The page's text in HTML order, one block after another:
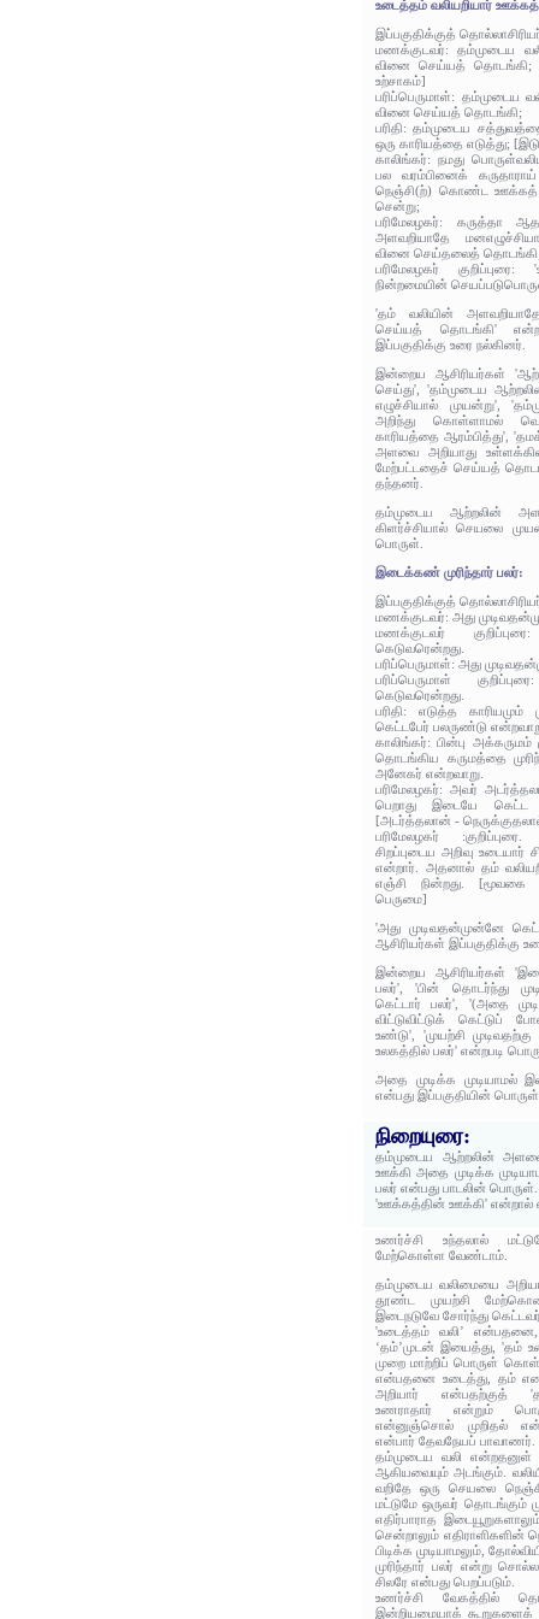
உடைத்தம் வலியறியார்
இப்பகுதிக்குத்
மணக்குடவர்: தம்முடைய
வினை செய்யத் தொடங்கி;
உற்சாகம்]
பரிப்பெருமாள்: தம்முடைய
வினை செய்யத் தொடங்கி;
பரிதி: தம்முடைய
ஒரு காரியத்தை எடுத்து;
காலிங்கர்: நமது
பல வரம்பினைக்
நெஞ்சி(ற்) கொண்ட ஊக்கத்
சென்று;
பரிமேலழகர்: கருத்தா
அளவறியாதே
வினை செய்தலைத்
பரிமேலழகர்
நின்றமையின்
'தம் வலியின்
செய்யத் தொடங்கி'
இப்பகுதிக்கு உரை நல்கினர்.
இன்றைய ஆசிரியர்கள்
செய்து', 'தம்முடைய
எழுச்சியால் முயன்று',
அறிந்து கொள்ளாமல்
காரியத்தை ஆரம்பித்து',
அளவை அறியாது
மேற்பட்டதைச் செய்யத்
தந்தனர்.
தம்முடைய ஆற்றலின்
கிளர்ச்சியால் செயலை
பொருள்.
இடைக்கண் முரிந்தார் பலர்:
இப்பகுதிக்குத்
மணக்குடவர்: அது
மணக்குடவர்
கெடுவரென்றது.
பரிப்பெருமாள்: அது
பரிப்பெருமாள்
கெடுவரென்றது.
பரிதி: எடுத்த காரியமும்
கெட்டபேர் பலருண்டு
காலிங்கர்: பின்பு அக்கருமம்
தொடங்கிய கருமத்தை
அனேகர் என்றவாறு.
பரிமேலழகர்: அவர்
பெறாது இடையே கெட்ட
[அடர்த்தலான் -
பரிமேலழகர்
சிறப்புடைய அறிவு உடையார்
என்றார். அதனால் தம்
எஞ்சி நின்றது. [மூவகை
பெருமை]
'அது முடிவதன்முன்னே
ஆசிரியர்கள் இப்பகுதிக்கு
இன்றைய ஆசிரியர்கள்
பலர்', 'பின் தொடர்ந்து
கெட்டார் பலர்', '(அதை
விட்டுவிட்டுக் கெட்டுப்
உண்டு', 'முயற்சி
உலகத்தில் பலர்' என்றபடி
அதை முடிக்க முடியாமல்
என்பது இப்பகுதியின்
நிறையுரை:
தம்முடைய ஆற்றலின்
ஊக்கி அதை முடிக்க
பலர் என்பது பாடலின் பொருள்.
'ஊக்கத்தின் ஊக்கி' என்றால்
உணர்ச்சி உந்தலால்
மேற்கொள்ள வேண்டாம்.
தம்முடைய வலிமையை
தூண்ட முயற்சி
இடைநடுவே சோர்ந்து
'உடைத்தம் வலி’
‘தம்’முடன் இயைத்து, 'தம்
முறை மாற்றிப் பொருள்
என்பதனை உடைத்து, தம்
அறியார் என்பதற்குத்
உணராதார் என்றும்
என்னுஞ்சொல் முறிதல்
என்பார் தேவநேயப் பாவாணர்.
தம்முடைய வலி
ஆகியவையும் அடங்கும்.
வறிதே ஒரு செயலை
மட்டுமே ஒருவர் தொடங்கும்
எதிர்பாராத
சென்றாலும் எதிராளிகளின்
பிடிக்க முடியாமலும்,
முரிந்தார் பலர் என்று
சிலரே என்பது பெறப்படும்.
உணர்ச்சி வேகத்தில்
இன்றியமையாக்